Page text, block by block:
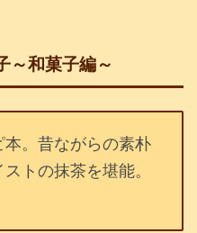
～和菓子編～
。昔ながらの素朴
トの抹茶を堪能。